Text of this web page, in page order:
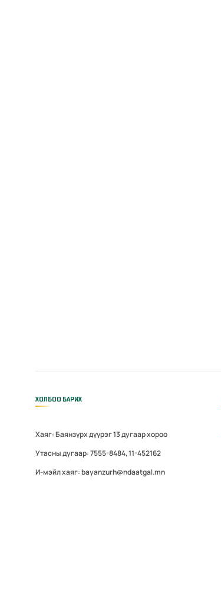
ХОЛБОО БАРИХ
Хаяг: Баянзүрх дүүрэг 13 дугаар хороо
Утасны дугаар: 7555-8484, 11-452162
И-мэйл хаяг: bayanzurh@ndaatgal.mn